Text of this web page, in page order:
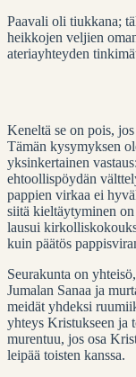
Paavali oli tiukkana;
heikkojen veljien
ateriayhteyden
Keneltä se on pois,
Tämän kysymyksen
yksinkertainen
ehtoollispöydän
pappien virkaa ei
siitä kieltäytyminen
lausui
kuin päätös
Seurakunta on
Jumalan Sanaa ja
meidät yhdeksi
yhteys Kristukseen ja
murentuu, jos osa
leipää toisten kanssa.